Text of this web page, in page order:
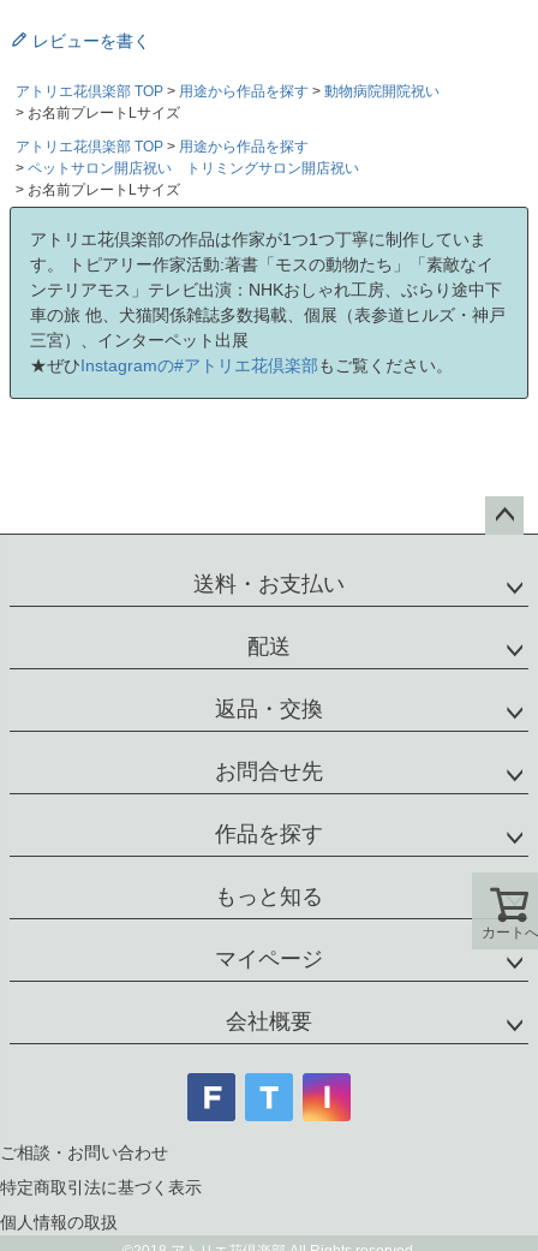
レビューを書く
アトリエ花倶楽部 TOP 用途から作品を探す
動物病院開院祝い
お名前プレートLサイズ
アトリエ花倶楽部 TOP
用途から作品を探す
ペットサロン開店祝い トリミングサロン開店祝い
お名前プレートLサイズ
アトリエ花倶楽部の作品は作家が1つ1つ丁寧に制作していま
す。 トピアリー作家活動:著書「モスの動物たち」「素敵なイ
ンテリアモス」テレビ出演：NHKおしゃれ工房、ぶらり途中下
車の旅 他、犬猫関係雑誌多数掲載、個展（表参道ヒルズ・神戸
三宮）、インターペット出展
★ぜひInstagramの#アトリエ花倶楽部もご覧ください。
ップ
送料・お支払い
配送
返品・交換
お問合せ先
作品を探す
もっと知る
マイページ
会社概要
ご相談・お問い合わせ
特定商取引法に基づく表示
個人情報の取扱
カートへ